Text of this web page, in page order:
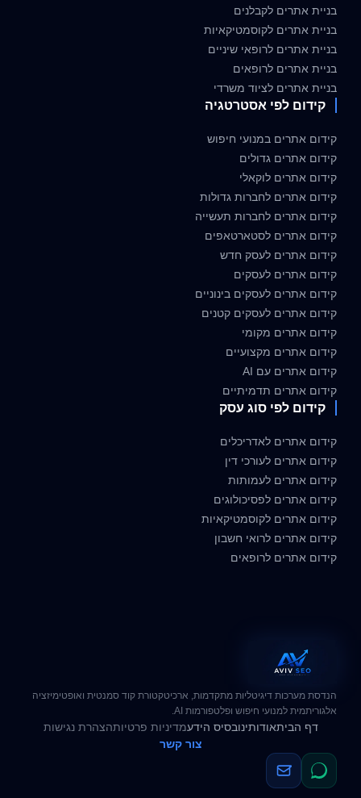
בניית אתרים לקבלנים
בניית אתרים לקוסמטיקאיות
בניית אתרים לרופאי שיניים
בניית אתרים לרופאים
בניית אתרים לציוד משרדי
קידום לפי אסטרטגיה
קידום אתרים במנועי חיפוש
קידום אתרים גדולים
קידום אתרים לוקאלי
קידום אתרים לחברות גדולות
קידום אתרים לחברות תעשייה
קידום אתרים לסטארטאפים
קידום אתרים לעסק חדש
קידום אתרים לעסקים
קידום אתרים לעסקים בינוניים
קידום אתרים לעסקים קטנים
קידום אתרים מקומי
קידום אתרים מקצועיים
קידום אתרים עם AI
קידום אתרים תדמיתיים
קידום לפי סוג עסק
קידום אתרים לאדריכלים
קידום אתרים לעורכי דין
קידום אתרים לעמותות
קידום אתרים לפסיכולוגים
קידום אתרים לקוסמטיקאיות
קידום אתרים לרואי חשבון
קידום אתרים לרופאים
הנדסת מערכות דיגיטליות מתקדמות, ארכיטקטורת קוד סמנטית ואופטימיזציה
אלגוריתמית למנועי חיפוש ופלטפורמות AI.
דף הביתאודותינובסיס הידעמדיניות פרטיותהצהרת נגישות
צור קשר